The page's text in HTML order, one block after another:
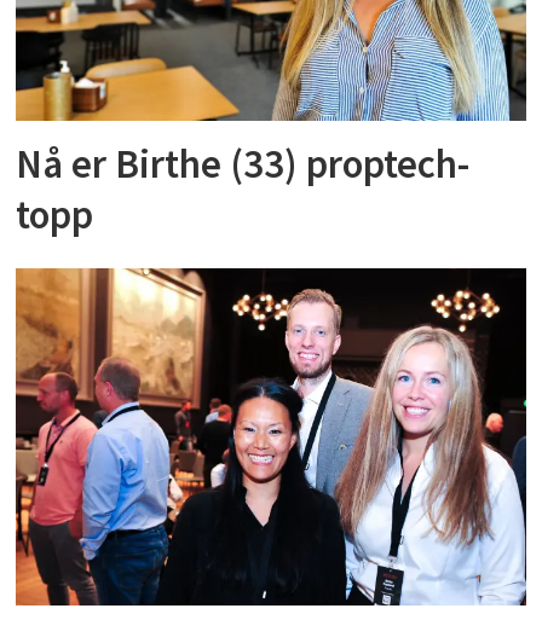
Nå er Birthe (33) proptech-
topp